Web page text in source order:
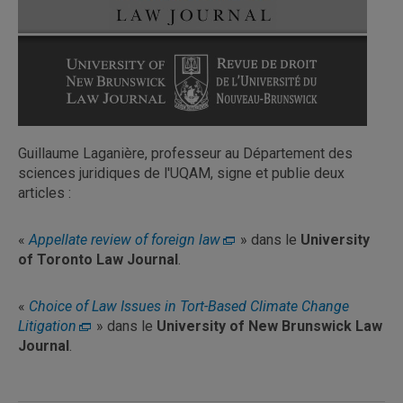
Guillaume Laganière, professeur au Département des
sciences juridiques de l'UQAM, signe et publie deux
articles :
« Appellate review of foreign law » dans le University
of Toronto Law Journal
« Choice of Law Issues in Tort-Based Climate Change
Litigation
» dans le University of New Brunswick Law
Journal